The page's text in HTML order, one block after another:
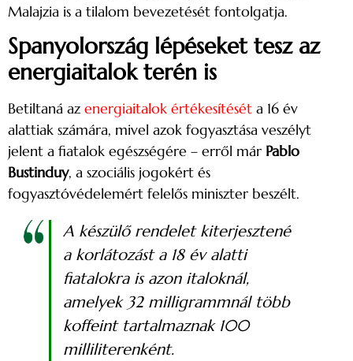
Malajzia is a tilalom bevezetését fontolgatja.
Spanyolország lépéseket tesz az
energiaitalok terén is
Betiltaná az energiaitalok értékesítését a 16 év
alattiak számára, mivel azok fogyasztása veszélyt
jelent a fiatalok egészségére – erről már Pablo
Bustinduy, a szociális jogokért és
fogyasztóvédelemért felelős miniszter beszélt.
A készülő rendelet kiterjesztené
a korlátozást a 18 év alatti
fiatalokra is azon italoknál,
amelyek 32 milligrammnál több
koffeint tartalmaznak 100
milliliterenként.